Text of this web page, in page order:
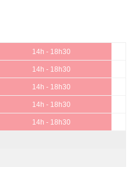
14h - 18h30
14h - 18h30
14h - 18h30
14h - 18h30
14h - 18h30